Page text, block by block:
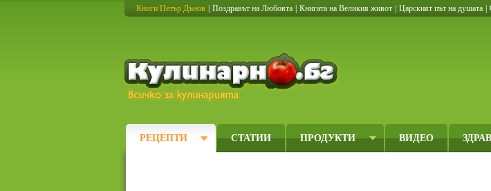
Книги Петър Дънов Поздравът на Любовта Книгата на Великия живот Царският път на душата
РЕЦЕПТИ СТАТИИ ПРОДУКТИ ВИДЕО